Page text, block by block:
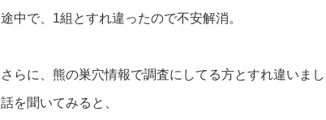
途中で、1組とすれ違ったので不安解消。
さらに、熊の巣穴情報で調査にしてる方とすれ違いま
話を聞いてみると、